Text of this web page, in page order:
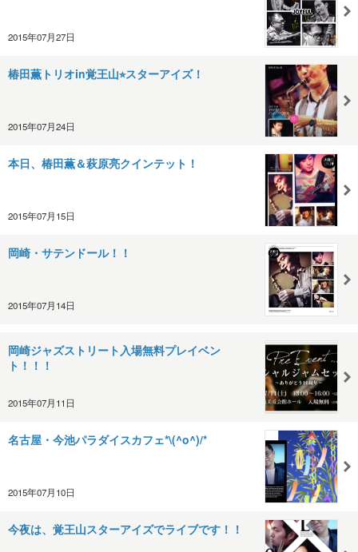
2015年07月27日
椿田薫トリオin覚王山⭐︎スターアイズ！
2015年07月24日
本日、椿田薫＆萩原亮クインテット！
2015年07月15日
岡崎・サテンドール！！
2015年07月14日
岡崎ジャズストリート入場無料プレイベン
ト！！！
2015年07月11日
名古屋・今池パラダイスカフェ*\(^o^)/*
2015年07月10日
今夜は、覚王山スターアイズでライブです！！